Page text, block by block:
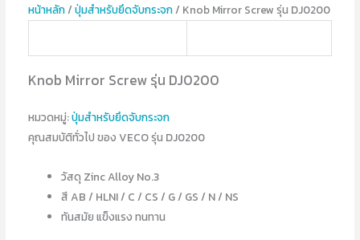
หน้าหลัก/ ปุ่มสำหรับยึดจับกระจก/ Knob Mirror Screw รุ่น DJ0200
Knob Mirror Screw รุ่น DJ0200
หมวดหมู่:ปุ่มสำหรับยึดจับกระจก
คุณสมบัติทั่วไป ของ VECO รุ่น DJ0200
วัสดุ Zinc Alloy No.3
สี AB / HLNI / C / CS / G / GS / N / NS
ทันสมัย แข็งแรง ทนทาน